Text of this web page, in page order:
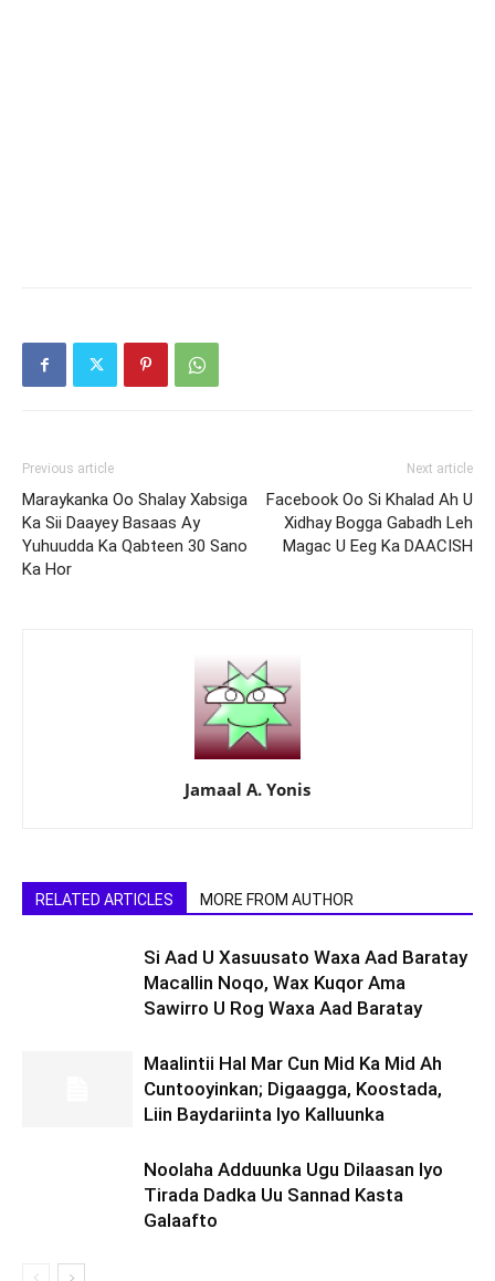
Previous article
Maraykanka Oo Shalay Xabsiga
Ka Sii Daayey Basaas Ay
Yuhuudda Ka Qabteen 30 Sano
Ka Hor
Next article
Facebook Oo Si Khalad Ah U
Xidhay Bogga Gabadh Leh
Magac U Eeg Ka DAACISH
Jamaal A. Yonis
RELATED ARTICLES MORE FROM AUTHOR
Si Aad U Xasuusato Waxa Aad Baratay
Macallin Noqo, Wax Kuqor Ama
Sawirro U Rog Waxa Aad Baratay
Maalintii Hal Mar Cun Mid Ka Mid Ah
Cuntooyinkan; Digaagga, Koostada,
Liin Baydariinta Iyo Kalluunka
Noolaha Adduunka Ugu Dilaasan Iyo
Tirada Dadka Uu Sannad Kasta
Galaafto